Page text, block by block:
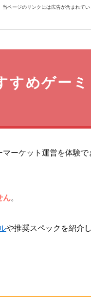
当ページのリンクには広告が含まれてい
すめゲーミ
ーケット運営を体験で
ん。
や推奨スペックを紹介